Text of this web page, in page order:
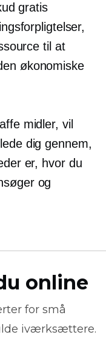
gratis
til at
økonomiske
midler, vil
dig gennem,
er, hvor du
og
online
for små
iværksættere.